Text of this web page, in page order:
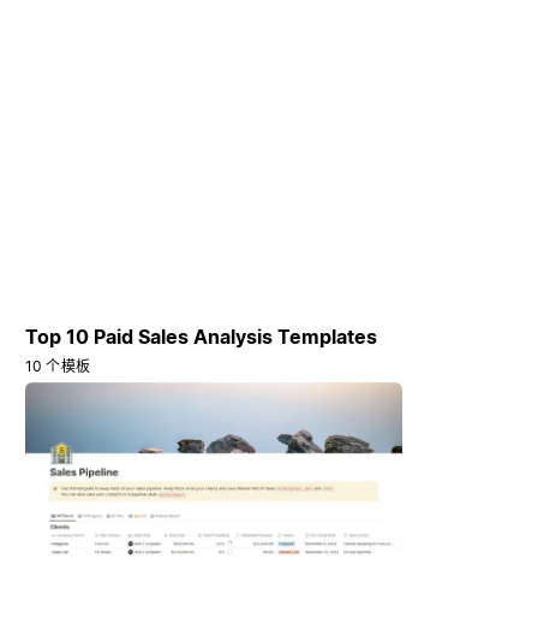
Top 10 Paid Sales Analysis Templates
10 个模板